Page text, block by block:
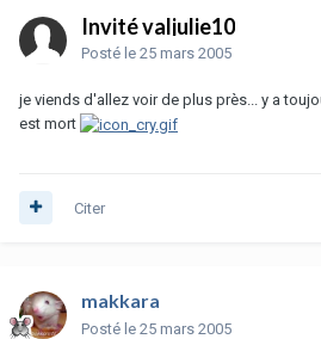
Invité valjulie10
Posté le 25 mars 2005
je viends d'allez voir de plus près... y a
est mort
Citer
makkara
Posté le 25 mars 2005